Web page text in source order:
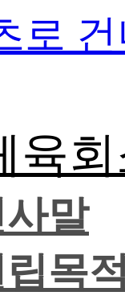
로
육회
사말
목